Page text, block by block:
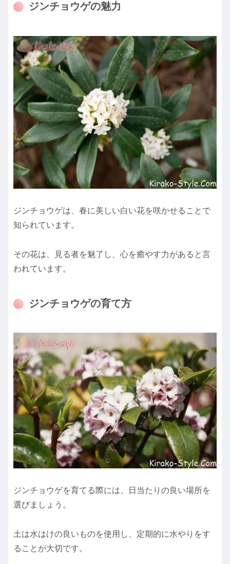
ジンチョウゲの魅力
ジンチョウゲは、春に美しい白い花を咲かせることで
知られています。
その花は、見る者を魅了し、心を癒やす力があると言
われています。
ジンチョウゲの育て方
ジンチョウゲを育てる際には、日当たりの良い場所を
選びましょう。
土は水はけの良いものを使用し、定期的に水やりをす
ることが大切です。